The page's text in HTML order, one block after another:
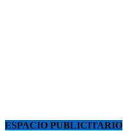
ESPACIO PUBLICITARIO